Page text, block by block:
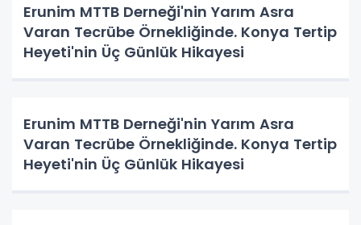
Erunim MTTB Derneği'nin Yarım Asra
Varan Tecrübe Örnekliğinde. Konya Tertip
Heyeti'nin Üç Günlük Hikayesi
Erunim MTTB Derneği'nin Yarım Asra
Varan Tecrübe Örnekliğinde. Konya Tertip
Heyeti'nin Üç Günlük Hikayesi